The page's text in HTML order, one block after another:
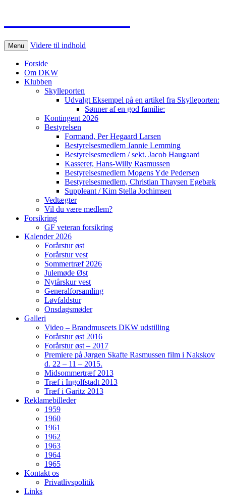
Menu Videre til indhold
Forside
Om DKW
Klubben
Skylleporten
Udvalgt Eksempel på en artikel fra Skylleporten:
Sønner af en god familie:
Kontingent 2026
Bestyrelsen
Formand, Per Hegaard Larsen
Bestyrelsesmedlem Jannie Lemming
Bestyrelsesmedlem / sekt. Jacob Haugaard
Kasserer, Hans-Willy Rasmussen
Bestyrelsesmedlem Mogens Yde Pedersen
Bestyrelsesmedlem, Christian Thaysen Egebæk
Suppleant / Kim Stella Jochimsen
Vedtægter
Vil du være medlem?
Forsikring
GF veteran forsikring
Kalender 2026
Forårstur øst
Forårstur vest
Sommertræf 2026
Julemøde Øst
Nytårskur vest
Generalforsamling
Løvfaldstur
Onsdagsmøder
Galleri
Video – Brandmuseets DKW udstilling
Forårstur øst 2016
Forårstur øst – 2017
Premiere på Jørgen Skafte Rasmussen film i Nakskov
d. 22 – 11 – 2015.
Midsommertræf 2013
Træf i Ingolfstadt 2013
Træf i Garitz 2013
Reklamebilleder
1959
1960
1961
1962
1963
1964
1965
Kontakt os
Privatlivspolitik
Links